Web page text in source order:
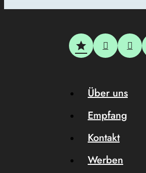
Über uns
Empfang
Kontakt
Werben